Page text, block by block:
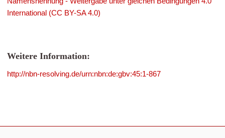
International (CC BY-SA 4.0)
Weitere Information:
http://nbn-resolving.de/urn:nbn:de:gbv:45:1-867